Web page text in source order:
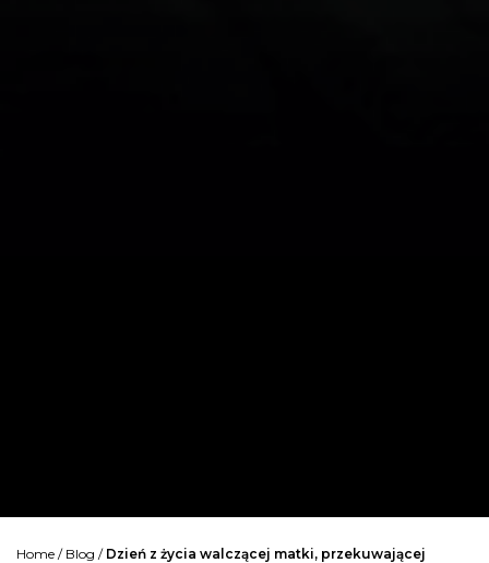
Home / Blog / Dzień z życia walczącej matki, przekuwającej